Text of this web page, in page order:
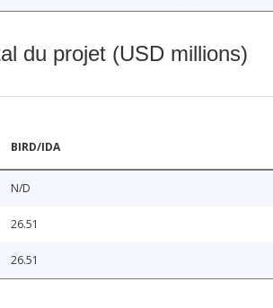
du projet (USD millions)
BIRD/IDA
N/D
26.51
26.51